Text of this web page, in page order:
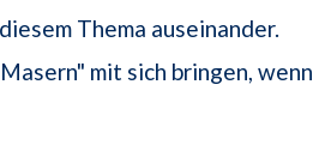
Thema auseinander.
mit sich bringen, wenn